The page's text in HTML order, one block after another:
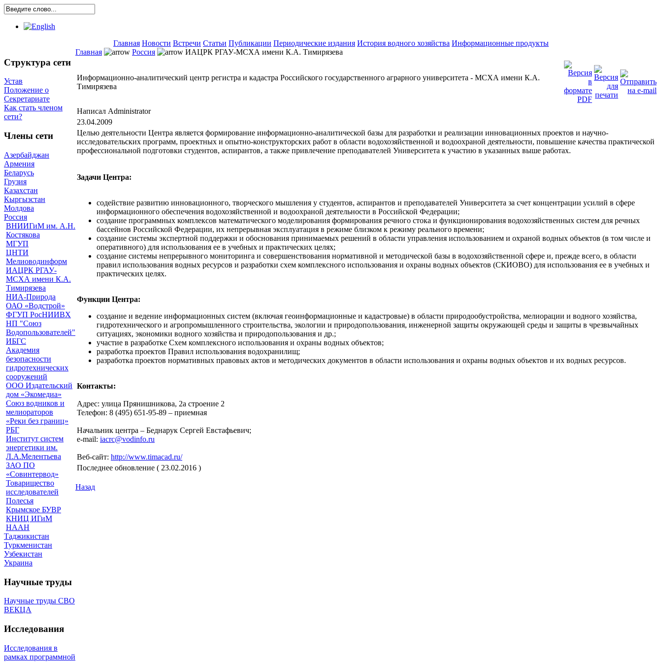
Главная Новости Встречи Статьи Публикации Периодические издания История водного хозяйства Информационные продукты
Структура сети
Устав
Положение о
Секретариате
Как стать членом
сети?
Члены сети
Азербайджан
Армения
Беларусь
Грузия
Казахстан
Кыргызстан
Молдова
Россия
ВНИИГиМ им. А.Н.
Костякова
МГУП
ЦНТИ
Мелиоводинформ
ИАЦРК РГАУ-
МСХА имени К.А.
Тимирязева
НИА-Природа
ОАО «Водстрой»
ФГУП РосНИИВХ
НП "Союз
Водопользователей"
ИБГС
Академия
безопасности
гидротехнических
сооружений
ООО Издательский
дом «Экомедиа»
Союз водников и
мелиораторов
«Реки без границ»
РБГ
Институт систем
энергетики им.
Л.А.Мелентьева
ЗАО ПО
«Совинтервод»
Товарищество
исследователей
Полесья
Крымское БУВР
КНИЦ ИГиМ
НААН
Таджикистан
Туркменистан
Узбекистан
Украина
Научные труды
Научные труды СВО
ВЕКЦА
Исследования
Исследования в
рамках программной
Главная Россия ИАЦРК РГАУ-МСХА имени К.А. Тимирязева
Информационно-аналитический центр регистра и кадастра Российского государственного аграрного университета - МСХА имени К.А.
Тимирязева
Написал Administrator
23.04.2009
Целью деятельности Центра является формирование информационно-аналитической базы для разработки и реализации инновационных проектов и научно-
исследовательских программ, проектных и опытно-конструкторских работ в области водохозяйственной и водоохраной деятельности, повышение качества практической
профессиональной подготовки студентов, аспирантов, а также привлечение преподавателей Университета к участию в указанных выше работах.
Задачи Центра:
содействие развитию инновационного, творческого мышления у студентов, аспирантов и преподавателей Университета за счет концентрации усилий в сфере
информационного обеспечения водохозяйственной и водоохраной деятельности в Российской Федерации;
создание программных комплексов математического моделирования формирования речного стока и функционирования водохозяйственных систем для речных
бассейнов Российской Федерации, их непрерывная эксплуатация в режиме близком к режиму реального времени;
создание системы экспертной поддержки и обоснования принимаемых решений в области управления использованием и охраной водных объектов (в том числе и
оперативного) для использования ее в учебных и практических целях;
создание системы непрерывного мониторинга и совершенствования нормативной и методической базы в водохозяйственной сфере и, прежде всего, в области
правил использования водных ресурсов и разработки схем комплексного использования и охраны водных объектов (СКИОВО) для использования ее в учебных и
практических целях.
Функции Центра:
создание и ведение информационных систем (включая геоинформационные и кадастровые) в области природообустройства, мелиорации и водного хозяйства,
гидротехнического и агропромышленного строительства, экологии и природопользования, инженерной защиты окружающей среды и защиты в чрезвычайных
ситуациях, экономики водного хозяйства и природопользования и др.;
участие в разработке Схем комплексного использования и охраны водных объектов;
разработка проектов Правил использования водохранилищ;
разработка проектов нормативных правовых актов и методических документов в области использования и охраны водных объектов и их водных ресурсов.
Контакты:
Адрес: улица Прянишникова, 2а строение 2
Телефон: 8 (495) 651-95-89 – приемная
Начальник центра – Беднарук Сергей Евстафьевич;
e-mail: iacrc@vodinfo.ru
Веб-сайт: http://www.timacad.ru/
Последнее обновление ( 23.02.2016 )
Назад